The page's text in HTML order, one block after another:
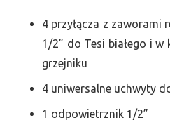
4 przyłącza z zaworami
1/2” do Tesi białego i
grzejniku
4 uniwersalne uchwyty
1 odpowietrznik 1/2”